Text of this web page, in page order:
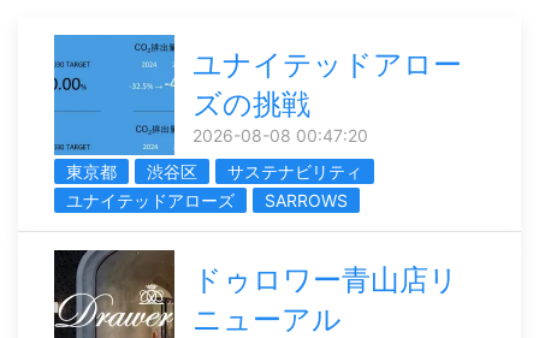
ユナイテッドアロー
ズの挑戦
2026-08-08 00:47:20
東京都
渋谷区
サステナビリティ
ユナイテッドアローズ
SARROWS
ドゥロワー青山店リ
ニューアル